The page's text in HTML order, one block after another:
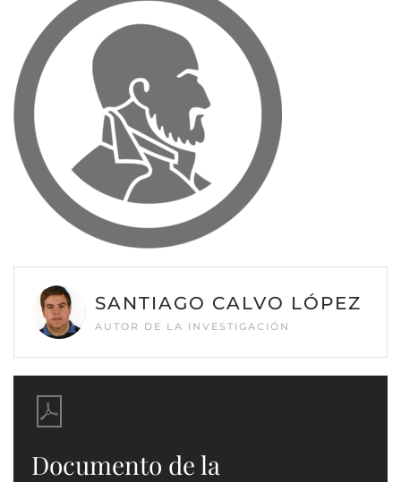
SANTIAGO CALVO LÓPEZ
AUTOR DE LA INVESTIGACIÓN
Documento de la